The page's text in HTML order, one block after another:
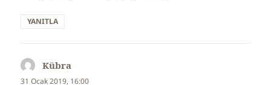
YANITLA
Kübra
ki:
31 Ocak 2019, 16:00